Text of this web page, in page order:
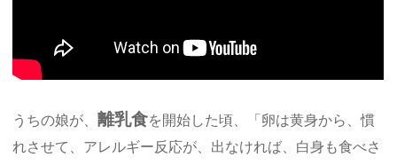
うちの娘が、離乳食を開始した頃、「卵は黄身から、慣
れさせて、アレルギー反応が、出なければ、白身も食べさ